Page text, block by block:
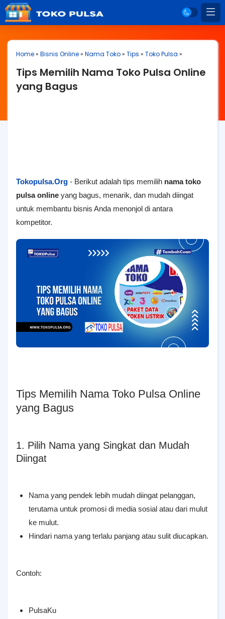
Home» Bisnis Online» Nama Toko» Tips » Toko Pulsa »
Tips Memilih Nama Toko Pulsa Online
yang Bagus
Tokopulsa.Org - Berikut adalah tips memilih nama toko
pulsa online yang bagus, menarik, dan mudah diingat
untuk membantu bisnis Anda menonjol di antara
kompetitor.
Tips Memilih Nama Toko Pulsa Online
yang Bagus
1. Pilih Nama yang Singkat dan Mudah
Diingat
Nama yang pendek lebih mudah diingat pelanggan,
terutama untuk promosi di media sosial atau dari mulut
ke mulut.
Hindari nama yang terlalu panjang atau sulit diucapkan.
Contoh:
PulsaKu